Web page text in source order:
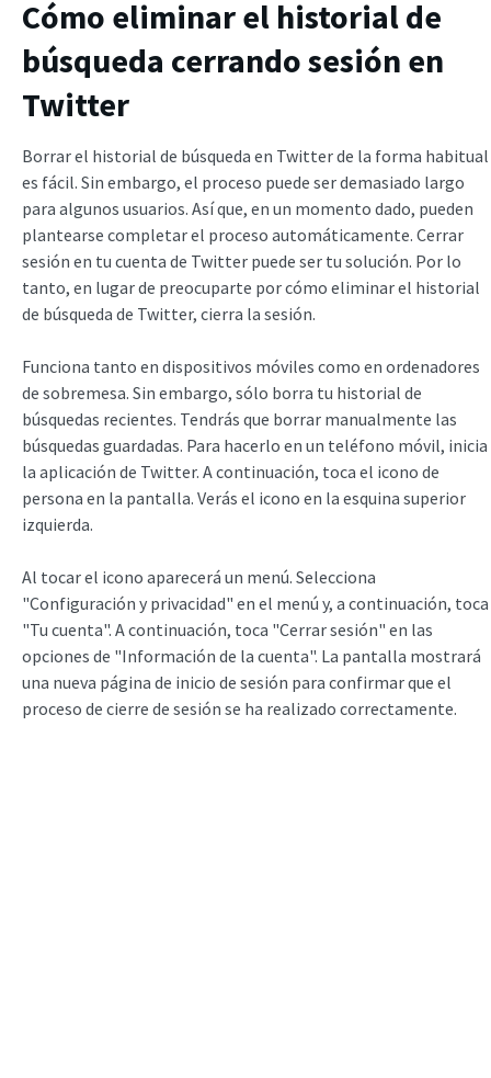
Cómo eliminar el historial de
búsqueda cerrando sesión en
Twitter
Borrar el historial de búsqueda en Twitter de la forma habitual
es fácil. Sin embargo, el proceso puede ser demasiado largo
para algunos usuarios. Así que, en un momento dado, pueden
plantearse completar el proceso automáticamente. Cerrar
sesión en tu cuenta de Twitter puede ser tu solución. Por lo
tanto, en lugar de preocuparte por cómo eliminar el historial
de búsqueda de Twitter, cierra la sesión.
Funciona tanto en dispositivos móviles como en ordenadores
de sobremesa. Sin embargo, sólo borra tu historial de
búsquedas recientes. Tendrás que borrar manualmente las
búsquedas guardadas. Para hacerlo en un teléfono móvil, inicia
la aplicación de Twitter. A continuación, toca el icono de
persona en la pantalla. Verás el icono en la esquina superior
izquierda.
Al tocar el icono aparecerá un menú. Selecciona
"Configuración y privacidad" en el menú y, a continuación, toca
"Tu cuenta". A continuación, toca "Cerrar sesión" en las
opciones de "Información de la cuenta". La pantalla mostrará
una nueva página de inicio de sesión para confirmar que el
proceso de cierre de sesión se ha realizado correctamente.